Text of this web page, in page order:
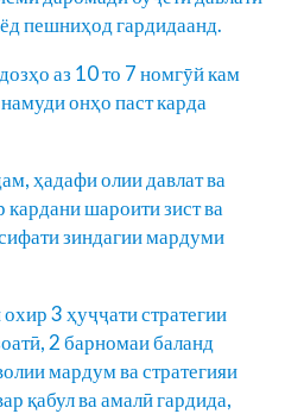
пешниҳод гардидаанд.
аз 10 то 7 номгӯй кам
онҳо паст карда
ҳадафи олии давлат ва
шароити зист ва
зиндагии мардуми
3 ҳуҷҷати стратегии
2 барномаи баланд
мардум ва стратегияи
қабул ва амалӣ гардида,